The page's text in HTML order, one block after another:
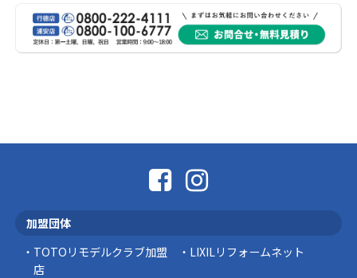
受けられた皆様に、心よりお見舞い申し上げま
す。 今回の地震 …
社長コラム
スタッフの日常
加盟団体
TOTOリモデルクラブ加盟
店
LIXILリフォームネット